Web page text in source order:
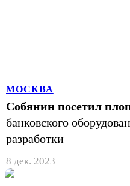
МОСКВА
Собянин посетил
банковского
разработки
8 дек. 2023